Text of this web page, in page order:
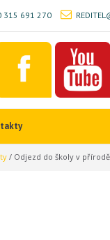
315 691 270
/ Odjezd do školy v